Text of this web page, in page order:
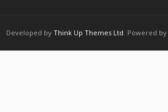
Developed by Think Up Themes Ltd. Powered by